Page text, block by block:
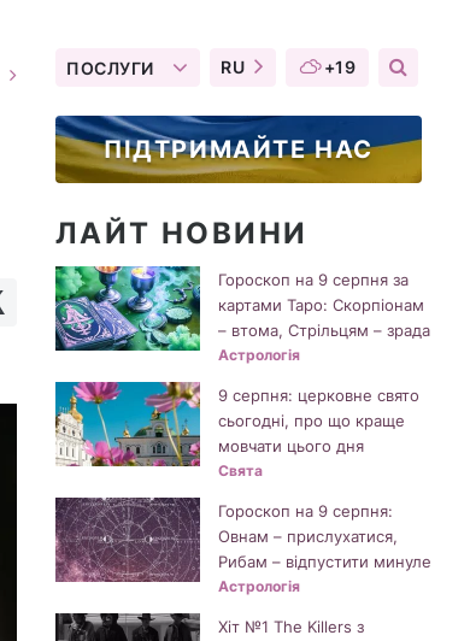
ПОСЛУГИ RU +19
ПІДТРИМАЙТЕ НАС
ЛАЙТ НОВИНИ
Гороскоп на 9 серпня за
картами Таро: Скорпіонам
– втома, Стрільцям – зрада
Астрологія
9 серпня: церковне свято
сьогодні, про що краще
мовчати цього дня
Свята
Гороскоп на 9 серпня:
Овнам – прислухатися,
Рибам – відпустити минуле
Астрологія
Хіт №1 The Killers з